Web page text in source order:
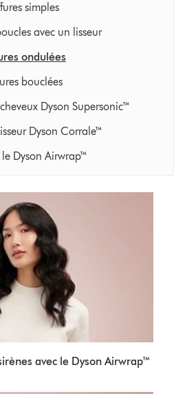
simples
avec un lisseur
ondulées
bouclées
Dyson Supersonic™
Dyson Corrale™
le Dyson Airwrap™
avec le Dyson Airwrap™